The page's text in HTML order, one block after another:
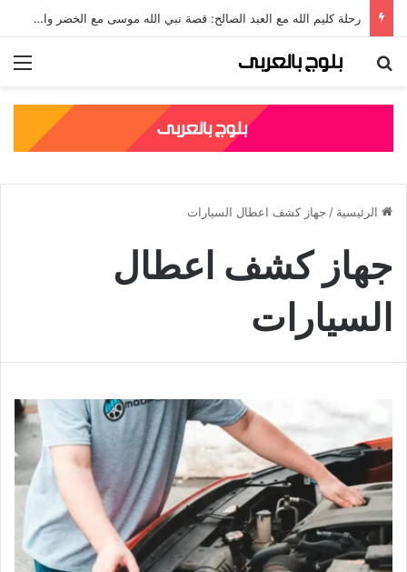
رحلة كليم الله مع العبد الصالح: قصة نبي الله موسى مع الخضر والدروس المستفادة منها
بحث عن
الرئيسية / جهاز كشف اعطال السيارات
جهاز كشف اعطال
السيارات